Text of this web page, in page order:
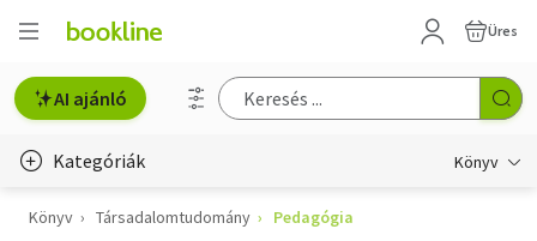
Üres
AI ajánló
Kategóriák Könyv
Életmód, egészség
Könyv Társadalomtudomány Pedagógia